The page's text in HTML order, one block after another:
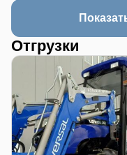
Отгрузки